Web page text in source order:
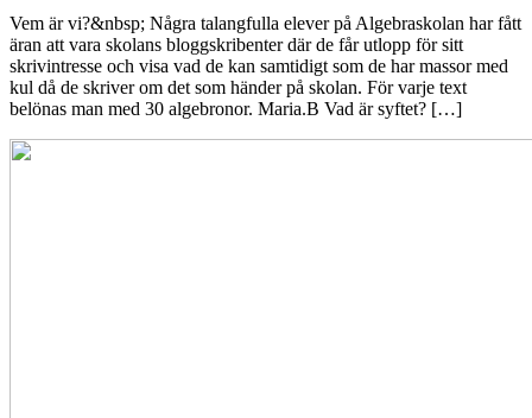
Vem är vi?&nbsp; Några talangfulla elever på Algebraskolan har fått
äran att vara skolans bloggskribenter där de får utlopp för sitt
skrivintresse och visa vad de kan samtidigt som de har massor med
kul då de skriver om det som händer på skolan. För varje text
belönas man med 30 algebronor. Maria.B Vad är syftet? […]